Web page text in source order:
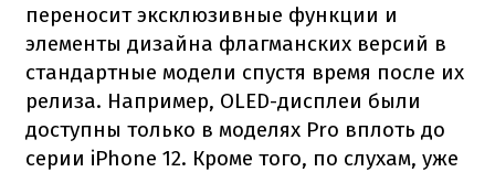
переносит эксклюзивные функции и
элементы дизайна флагманских версий в
стандартные модели спустя время после их
релиза. Например, OLED-дисплеи были
доступны только в моделях Pro вплоть до
серии iPhone 12. Кроме того, по слухам, уже